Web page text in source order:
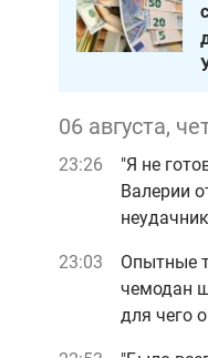
06 августа,
23:26
"Я не
Валерии
23:03
Опытные
чемодан
для чего